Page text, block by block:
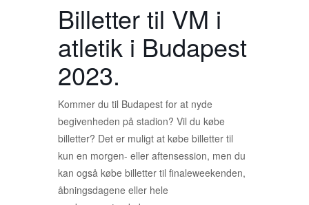
Billetter til VM i
atletik i Budapest
2023.
Kommer du til Budapest for at nyde
begivenheden på stadion? Vil du købe
billetter? Det er muligt at købe billetter til
kun en morgen- eller aftensession, men du
kan også købe billetter til finaleweekenden,
åbningsdagene eller hele